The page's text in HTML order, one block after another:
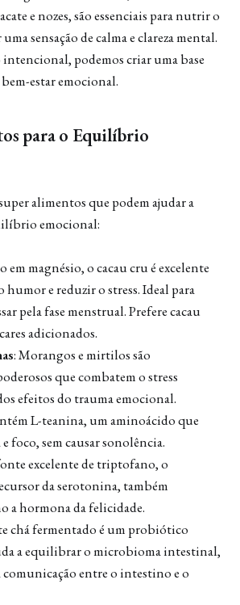
e nozes, são essenciais para nutrir o
sensação de calma e clareza mental.
podemos criar uma base
estar emocional.
para o Equilíbrio
alimentos que podem ajudar a
emocional:
em magnésio, o cacau cru é excelente
humor e reduzir o stress. Ideal para
pela fase menstrual. Prefere cacau
adicionados.
: Morangos e mirtilos são
que combatem o stress
efeitos do trauma emocional.
L-teanina, um aminoácido que
foco, sem causar sonolência.
excelente de triptofano, o
da serotonina, também
a hormona da felicidade.
chá fermentado é um probiótico
a equilibrar o microbioma intestinal,
comunicação entre o intestino e o